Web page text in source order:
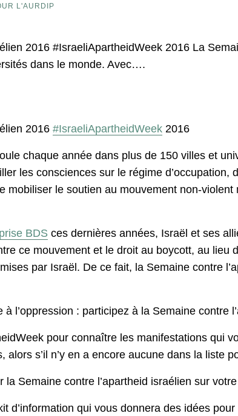
L'AURDIP
2016 #IsraeliApartheidWeek 2016 La
dans le monde. Avec….
2016 #IsraeliApartheidWeek 2016
chaque année dans plus de 150 villes et
les consciences sur le régime d’occupation,
mobiliser le soutien au mouvement non-
BDS ces dernières années, Israël et ses
ce mouvement et le droit au boycott, au lieu
par Israël. De ce fait, la Semaine contre
l’oppression : participez à la Semaine contre
pour connaître les manifestations qui
alors s’il n’y en a encore aucune dans la liste
Semaine contre l’apartheid israélien sur
d’information qui vous donnera des idées